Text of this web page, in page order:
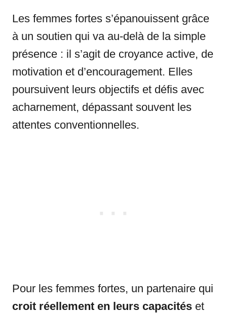
Les femmes fortes s’épanouissent grâce
à un soutien qui va au-delà de la simple
présence : il s’agit de croyance active, de
motivation et d’encouragement. Elles
poursuivent leurs objectifs et défis avec
acharnement, dépassant souvent les
attentes conventionnelles.
Pour les femmes fortes, un partenaire qui
croit réellement en leurs capacités et